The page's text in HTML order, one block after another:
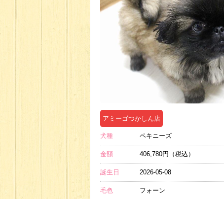
アミーゴつかしん店
犬種 ペキニーズ
金額 406,780円（税込）
誕生日 2026-05-08
毛色 フォーン